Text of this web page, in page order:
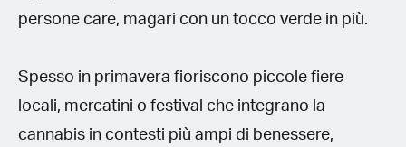
persone care, magari con un tocco verde in più.
Spesso in primavera fioriscono piccole fiere
locali, mercatini o festival che integrano la
cannabis in contesti più ampi di benessere,